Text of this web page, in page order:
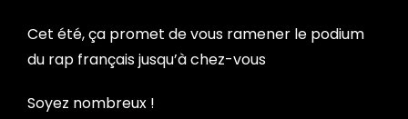
Cet été, ça promet de vous ramener le podium
du rap français jusqu’à chez-vous
Soyez nombreux !